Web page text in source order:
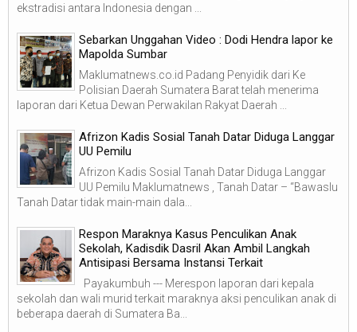
ekstradisi antara Indonesia dengan ...
Sebarkan Unggahan Video : Dodi Hendra lapor ke
Mapolda Sumbar
Maklumatnews.co.id Padang Penyidik dari Ke
Polisian Daerah Sumatera Barat telah menerima
laporan dari Ketua Dewan Perwakilan Rakyat Daerah ...
Afrizon Kadis Sosial Tanah Datar Diduga Langgar
UU Pemilu
Afrizon Kadis Sosial Tanah Datar Diduga Langgar
UU Pemilu Maklumatnews , Tanah Datar – “Bawaslu
Tanah Datar tidak main-main dala...
Respon Maraknya Kasus Penculikan Anak
Sekolah, Kadisdik Dasril Akan Ambil Langkah
Antisipasi Bersama Instansi Terkait
Payakumbuh --- Merespon laporan dari kepala
sekolah dan wali murid terkait maraknya aksi penculikan anak di
beberapa daerah di Sumatera Ba...